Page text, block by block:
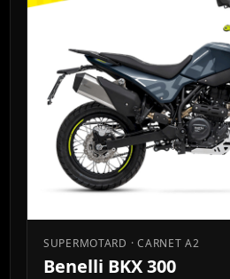
SUPERMOTARD · CARNET A2
Benelli BKX 300